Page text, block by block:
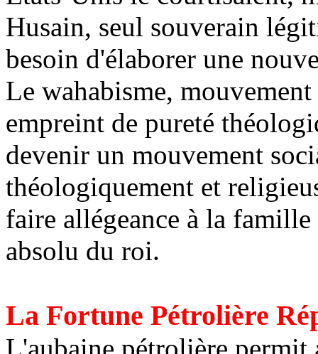
Husain, seul souverain
besoin d'élaborer une
Le wahabisme, mouvement
empreint de pureté
devenir un mouvement
théologiquement et
faire allégeance à la
absolu du roi.
La Fortune Pétrolière